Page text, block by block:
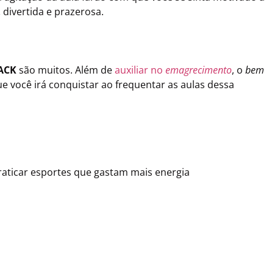
e prazerosa.
são muitos. Além deauxiliar no emagrecimento, o bem
você irá conquistar ao frequentar as aulas dessa
esportes que gastam mais energia